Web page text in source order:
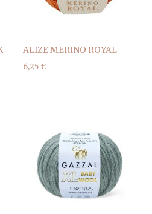
ALIZE MERINO ROYAL
6,25 €